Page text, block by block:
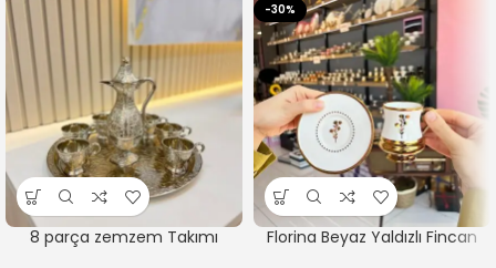
8 parça zemzem Takımı
-30%
Florina Beyaz Yaldızlı Fincan